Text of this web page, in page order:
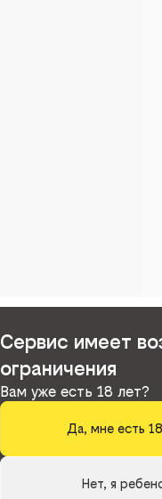
Сервис имеет
ограничения
Вам уже есть 18 лет?
Да, мне есть
Нет, я